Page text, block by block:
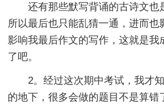
还有那些默写背诵的古诗文也
所以最后也只能乱猜一通，进而也
影响我最后作文的写作，这就是我
了吧。
2。经过这次期中考试，我才
的地下，很多会做的题目不是算错